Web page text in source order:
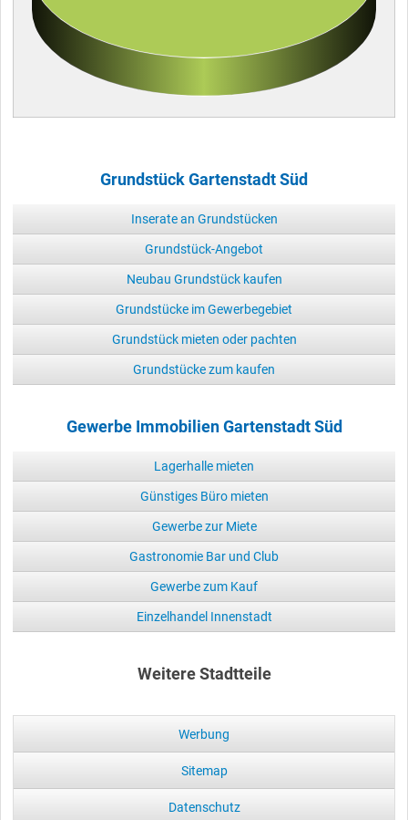
Grundstück Gartenstadt Süd
Inserate an Grundstücken
Grundstück-Angebot
Neubau Grundstück kaufen
Grundstücke im Gewerbegebiet
Grundstück mieten oder pachten
Grundstücke zum kaufen
Gewerbe Immobilien Gartenstadt Süd
Lagerhalle mieten
Günstiges Büro mieten
Gewerbe zur Miete
Gastronomie Bar und Club
Gewerbe zum Kauf
Einzelhandel Innenstadt
Weitere Stadtteile
Werbung
Sitemap
Datenschutz